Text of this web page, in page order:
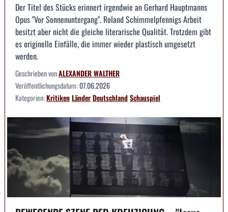
Der Titel des Stücks erinnert irgendwie an Gerhard Hauptmanns
Opus "Vor Sonnenuntergang". Roland Schimmelpfennigs Arbeit
besitzt aber nicht die gleiche literarische Qualität. Trotzdem gibt
es originelle Einfälle, die immer wieder plastisch umgesetzt
werden.
Geschrieben vonALEXANDER WALTHER
Veröffentlichungsdatum:07.06.2026
Kategorien:KritikenLänderDeutschlandSchauspiel